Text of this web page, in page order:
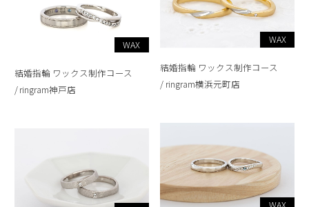
WAX
結婚指輪 ワックス制作コース
ringram神戸店
WAX
結婚指輪 ワックス制作コース
ringram横浜元町店
WAX